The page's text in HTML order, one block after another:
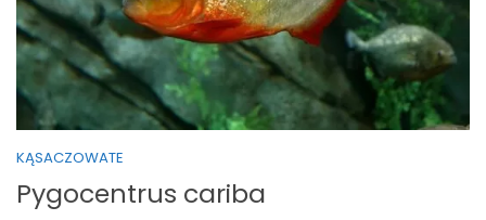
KĄSACZOWATE
Pygocentrus cariba